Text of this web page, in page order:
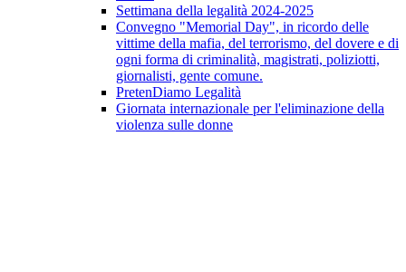
Settimana della legalità 2024-2025
Convegno "Memorial Day", in ricordo delle
vittime della mafia, del terrorismo, del dovere e di
ogni forma di criminalità, magistrati, poliziotti,
giornalisti, gente comune.
PretenDiamo Legalità
Giornata internazionale per l'eliminazione della
violenza sulle donne